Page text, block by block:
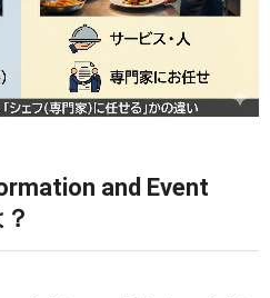
and Event